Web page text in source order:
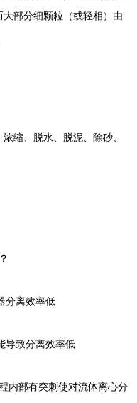
部分细颗粒（或轻相）由
缩、脱水、脱泥、除砂、
分离效率低
导致分离效率低
内部有突刺使对流体离心分